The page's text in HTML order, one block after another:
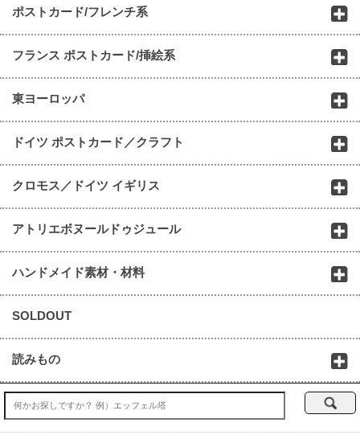
ポストカード/フレンチ系
フランス ポストカード/挿絵系
東ヨーロッパ
ドイツ ポストカード／クラフト
クロモス／ドイツ イギリス
アトリエボヌールドゥジュール
ハンドメイド素材・材料
SOLDOUT
読みもの